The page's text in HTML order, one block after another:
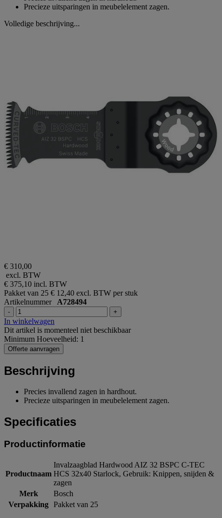
Precieze uitsparingen in meubelelement zagen.
Volledige beschrijving...
€ 310,00
excl. BTW
€ 375,10 incl. BTW
Pakket van 25 € 12,40 excl. BTW per stuk
Artikelnummer A728494
- +
In winkelwagen
Dit artikel is momenteel niet beschikbaar
Minimum Hoeveelheid: 1
Offerte aanvragen
Beschrijving
Precies invallend zagen in hardhout.
Precieze uitsparingen in meubelelement zagen.
Specificaties
Productinformatie
Productnaam
Invalzaagblad Hardwood AIZ 32 BSPC C-TEC
HCS 32x40 Starlock, Gebruik: Knippen, snijden &
zagen
Merk
Bosch
Verpakking Pakket van 25